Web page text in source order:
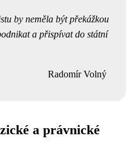
by neměla být překážkou
a přispívat do státní
Radomír Volný
a právnické